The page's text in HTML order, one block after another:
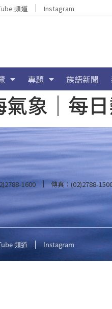
頻道 Instagram
專題 族語新聞
象｜每
1600 傳真：(02)2788-
頻道 Instagram